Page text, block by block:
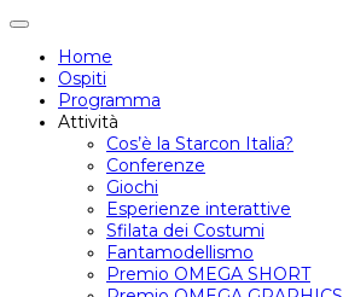
Attiva/disattiva
navigazione
Home
Ospiti
Programma
Attività
Cos’è la Starcon Italia?
Conferenze
Giochi
Esperienze interattive
Sfilata dei Costumi
Fantamodellismo
Premio OMEGA SHORT